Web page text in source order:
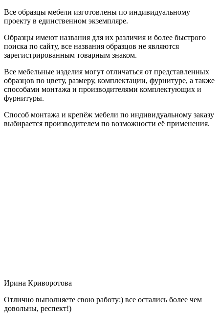
Все образцы мебели изготовлены по индивидуальному
проекту в единственном экземпляре.
Образцы имеют названия для их различия и более быстрого
поиска по сайту, все названия образцов не являются
зарегистрированным товарным знаком.
Все мебельные изделия могут отличаться от представленных
образцов по цвету, размеру, комплектации, фурнитуре, а также
способами монтажа и производителями комплектующих и
фурнитуры.
Способ монтажа и крепёж мебели по индивидуальному заказу
выбирается производителем по возможности её применения.
Ирина Криворотова
Отлично выполняете свою работу:) все остались более чем
довольны, респект!)